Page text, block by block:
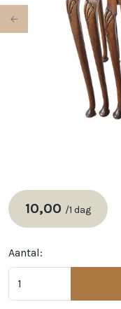
10,00 /1 dag
Aantal:
Previous